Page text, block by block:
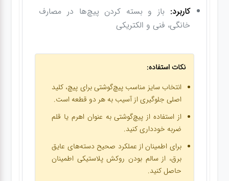
کاربرد: باز و بسته کردن پیچ‌ها در مصارف
خانگی، فنی و الکتریکی
نکات استفاده:
انتخاب سایز مناسب پیچ‌گوشتی برای پیچ، کلید
اصلی جلوگیری از آسیب به هر دو قطعه است.
از استفاده از پیچ‌گوشتی به عنوان اهرم یا قلم
ضربه خودداری کنید.
برای اطمینان از عملکرد صحیح دسته‌های عایق
برق، از سالم بودن روکش پلاستیکی اطمینان
حاصل کنید.